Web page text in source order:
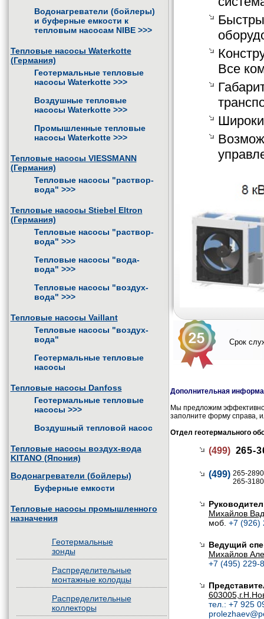
Водонагреватели (бойлеры)
и буферные емкости к
тепловым насосам NIBE >>>
Тепловые насосы Waterkotte
(Германия)
Геотермальные тепловые
насосы Waterkotte >>>
Воздушные тепловые
насосы Waterkotte >>>
Промышленные тепловые
насосы Waterkotte >>>
Тепловые насосы VIESSMANN
(Германия)
Тепловые насосы "раствор-
вода" >>>
Тепловые насосы Stiebel Eltron
(Германия)
Тепловые насосы "раствор-
вода" >>>
Тепловые насосы "вода-
вода" >>>
Тепловые насосы "воздух-
вода" >>>
Тепловые насосы Vaillant
Тепловые насосы "воздух-
вода"
Геотермальные тепловые
насосы
Тепловые насосы Danfoss
Геотермальные тепловые
насосы >>>
Воздушный тепловой насос
Тепловые насосы воздух-вода
KITANO (Япония)
Водонагреватели (бойлеры)
Буферные емкости
Тепловые насосы промышленного
назначения
Геотермальные
зонды
Распределительные
монтажные колодцы
Распределительные
коллекторы
Все
Срок
Дополнительная
Мы предложим
заполните форму справа,
Отдел геотермального
(499) 265-
(499) 265-2890
265-
Михайлов
моб. +7 (926)
Ведущий
Михайлов
+7 (495) 229-
тел.: +7 925